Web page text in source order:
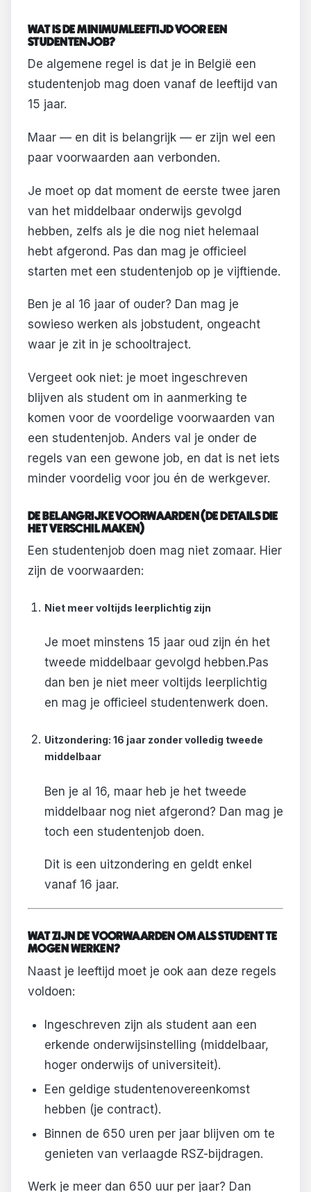
WAT IS DE MINIMUMLEEFTIJD VOOR EEN
STUDENTENJOB?
De algemene regel is dat je in België een
studentenjob mag doen vanaf de leeftijd van
15 jaar.
Maar — en dit is belangrijk — er zijn wel een
paar voorwaarden aan verbonden.
Je moet op dat moment de eerste twee jaren
van het middelbaar onderwijs gevolgd
hebben, zelfs als je die nog niet helemaal
hebt afgerond. Pas dan mag je officieel
starten met een studentenjob op je vijftiende.
Ben je al 16 jaar of ouder? Dan mag je
sowieso werken als jobstudent, ongeacht
waar je zit in je schooltraject.
Vergeet ook niet: je moet ingeschreven
blijven als student om in aanmerking te
komen voor de voordelige voorwaarden van
een studentenjob. Anders val je onder de
regels van een gewone job, en dat is net iets
minder voordelig voor jou én de werkgever.
DE BELANGRIJKE VOORWAARDEN (DE DETAILS DIE
HET VERSCHIL MAKEN)
Een studentenjob doen mag niet zomaar. Hier
zijn de voorwaarden:
Niet meer voltijds leerplichtig zijn
Je moet minstens 15 jaar oud zijn én het
tweede middelbaar gevolgd hebben.Pas
dan ben je niet meer voltijds leerplichtig
en mag je officieel studentenwerk doen.
Uitzondering: 16 jaar zonder volledig tweede
middelbaar
Ben je al 16, maar heb je het tweede
middelbaar nog niet afgerond? Dan mag je
toch een studentenjob doen.
Dit is een uitzondering en geldt enkel
vanaf 16 jaar.
WAT ZIJN DE VOORWAARDEN OM ALS STUDENT TE
MOGEN WERKEN?
Naast je leeftijd moet je ook aan deze regels
voldoen:
Ingeschreven zijn als student aan een
erkende onderwijsinstelling (middelbaar,
hoger onderwijs of universiteit).
Een geldige studentenovereenkomst
hebben (je contract).
Binnen de 650 uren per jaar blijven om te
genieten van verlaagde RSZ-bijdragen.
Werk je meer dan 650 uur per jaar? Dan